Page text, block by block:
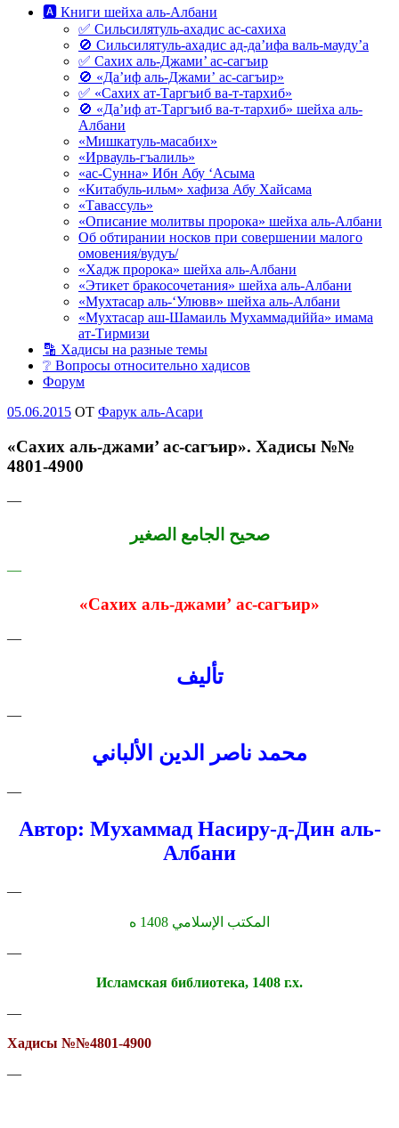
🅰 Книги шейха аль-Албани
✅ Сильсилятуль-ахадис ас-сахиха
🚫 Сильсилятуль-ахадис ад-да’ифа валь-мауду’а
✅ Сахих аль-Джами’ ас-сагъир
🚫 «Да’иф аль-Джами’ ас-сагъир»
✅ «Сахих ат-Таргъиб ва-т-тархиб»
🚫 «Да’иф ат-Таргъиб ва-т-тархиб» шейха аль-
Албани
«Мишкатуль-масабих»
«Ирвауль-гъалиль»
«ас-Сунна» Ибн Абу ‘Асыма
«Китабуль-ильм» хафиза Абу Хайсама
«Тавассуль»
«Описание молитвы пророка» шейха аль-Албани
Об обтирании носков при совершении малого
омовения/вудуъ/
«Хадж пророка» шейха аль-Албани
«Этикет бракосочетания» шейха аль-Албани
«Мухтасар аль-‘Улювв» шейха аль-Албани
«Мухтасар аш-Шамаиль Мухаммадиййа» имама
ат-Тирмизи
🔡 Хадисы на разные темы
❔ Вопросы относительно хадисов
Форум
Опубликовано
05.06.2015 OT Фарук аль-Асари
«Сахих аль-джами’ ас-сагъир». Хадисы №№
4801-4900
—
صحيح الجامع الصغير
—
«Сахих аль-джами’ ас-сагъир»
—
تأليف
—
محمد ناصر الدين الألباني
—
Автор: Мухаммад Насиру-д-Дин аль-
Албани
—
المكتب الإسلامي 1408 ه
—
Исламская библиотека, 1408 г.х.
—
Хадисы №№4801-4900
—